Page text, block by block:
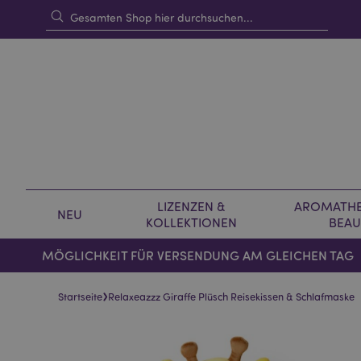
NEU
LIZENZEN &
KOLLEKTIONEN
MÖGLICHKEIT FÜR VERSENDUNG AM GLEICHEN TAG
Startseite›Relaxeazzz Giraffe Plüsch Reisekissen & Schlafmaske